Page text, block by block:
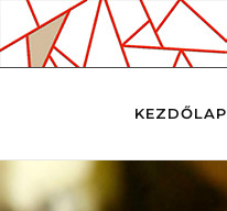
KEZDŐLAP